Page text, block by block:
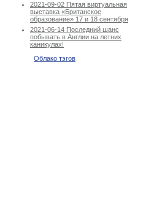
2021-09-02 Пятая виртуальная
выставка «Британское
образование» 17 и 18 сентября
2021-06-14 Последний шанс
побывать в Англии на летних
каникулах!
Облако тэгов